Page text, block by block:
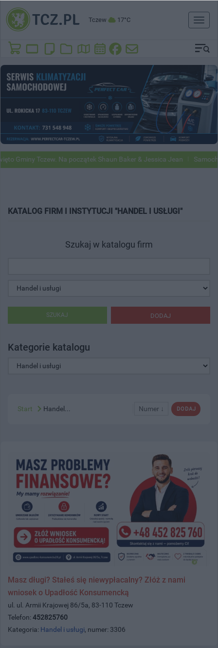
Tczew 17°C
Toggle
Tczew. Na początek Shaun Baker & Jessica Jean Samochody
KATALOG FIRM I INSTYTUCJI "HANDEL I USŁUGI"
Szukaj w katalogu firm
DODAJ
SZUKAJ
Kategorie katalogu
DODAJ
Numer ↓
Start Handel...
Masz długi? Stałeś się niewypłacalny? Złóż z nami
wniosek o Upadłość Konsumencką
ul. ul. Armii Krajowej 86/5a, 83-110 Tczew
Telefon: 452825760
Kategoria: Handel i usługi, numer: 3306